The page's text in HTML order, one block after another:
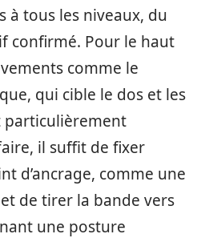
à tous les niveaux, du
confirmé. Pour le haut
comme le
qui cible le dos et les
particulièrement
il suffit de fixer
d’ancrage, comme une
de tirer la bande vers
une posture